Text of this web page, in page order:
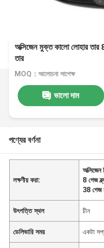
অক্সিজেন মুক্ত কালো লোহার
তার
MOQ：আলোচনা সাপেক্ষ
ভালো দাম
পণ্যের বর্ণনা
লক্ষণীয় করা:
8 গেজ
38 গেজ
উৎপত্তি স্থল চীন
ডেলিভারি সময় একটা